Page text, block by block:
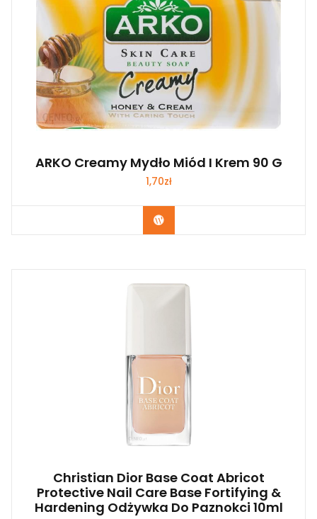
ARKO Creamy Mydło Miód I Krem 90 G
1,70zł
Zobacz
Christian Dior Base Coat Abricot
Protective Nail Care Base Fortifying &
Hardening Odżywka Do Paznokci 10ml